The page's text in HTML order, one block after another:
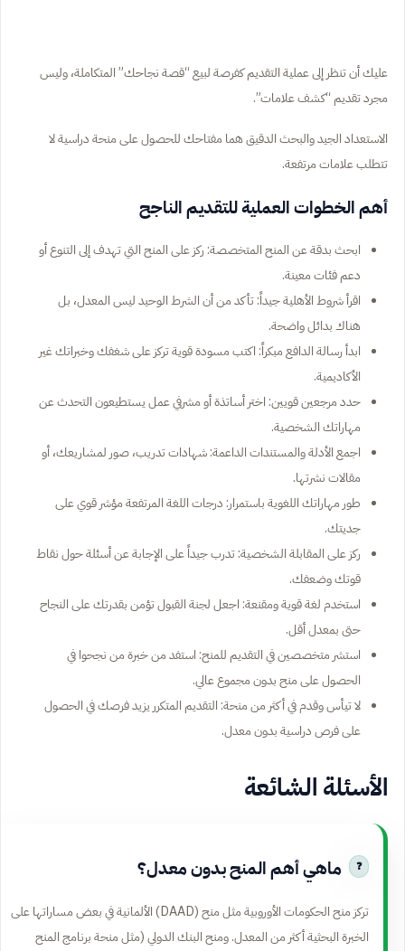
عليك أن تنظر إلى عملية التقديم كفرصة لبيع “قصة نجاحك” المتكاملة، وليس
مجرد تقديم “كشف علامات”.
الاستعداد الجيد والبحث الدقيق هما مفتاحك للحصول على منحة دراسية لا
تتطلب علامات مرتفعة.
أهم الخطوات العملية للتقديم الناجح
ابحث بدقة عن المنح المتخصصة: ركز على المنح التي تهدف إلى التنوع أو
دعم فئات معينة.
اقرأ شروط الأهلية جيداً: تأكد من أن الشرط الوحيد ليس المعدل، بل
هناك بدائل واضحة.
ابدأ رسالة الدافع مبكراً: اكتب مسودة قوية تركز على شغفك وخبراتك غير
الأكاديمية.
حدد مرجعين قويين: اختر أساتذة أو مشرفي عمل يستطيعون التحدث عن
مهاراتك الشخصية.
اجمع الأدلة والمستندات الداعمة: شهادات تدريب، صور لمشاريعك، أو
مقالات نشرتها.
طور مهاراتك اللغوية باستمرار: درجات اللغة المرتفعة مؤشر قوي على
جديتك.
ركز على المقابلة الشخصية: تدرب جيداً على الإجابة عن أسئلة حول نقاط
قوتك وضعفك.
استخدم لغة قوية ومقنعة: اجعل لجنة القبول تؤمن بقدرتك على النجاح
حتى بمعدل أقل.
استشر متخصصين في التقديم للمنح: استفد من خبرة من نجحوا في
الحصول على منح بدون مجموع عالي.
لا تيأس وقدم في أكثر من منحة: التقديم المتكرر يزيد فرصك في الحصول
على فرص دراسية بدون معدل.
الأسئلة الشائعة
ماهي أهم المنح بدون معدل؟
تركز منح الحكومات الأوروبية مثل منح (DAAD) الألمانية في بعض مساراتها على
الخبرة البحثية أكثر من المعدل. ومنح البنك الدولي (مثل منحة برنامج المنح